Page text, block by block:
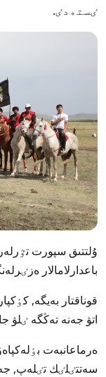
ٸستەدٸ.
ۇلتتىق سپورت
باعدارلامالار
قوناقتار بەيگە,
اتۋ جەنە تەڭگە ٸلۋ
ەرماعانبەت
سەتتٸلٸك تٸلەپ,